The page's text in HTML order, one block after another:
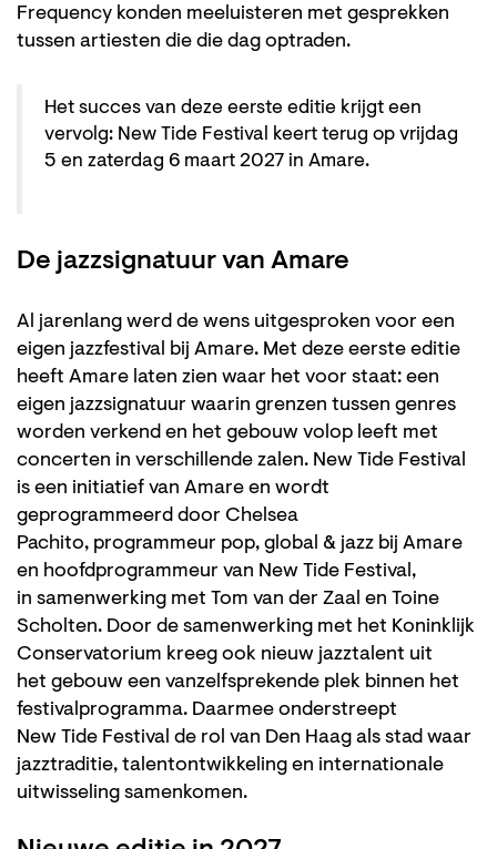
Frequency konden meeluisteren met gesprekken
tussen artiesten die die dag optraden.
Het succes van deze eerste editie krijgt een
vervolg: New Tide Festival keert terug op vrijdag
5 en zaterdag 6 maart 2027 in Amare.
De jazzsignatuur van Amare
Al jarenlang werd de wens uitgesproken voor een
eigen jazzfestival bij Amare. Met deze eerste editie
heeft Amare laten zien waar het voor staat: een
eigen jazzsignatuur waarin grenzen tussen genres
worden verkend en het gebouw volop leeft met
concerten in verschillende zalen. New Tide Festival
is een initiatief van Amare en wordt
geprogrammeerd door Chelsea
Pachito, programmeur pop, global & jazz bij Amare
en hoofdprogrammeur van New Tide Festival,
in samenwerking met Tom van der Zaal en Toine
Scholten. Door de samenwerking met het Koninklijk
Conservatorium kreeg ook nieuw jazztalent uit
het gebouw een vanzelfsprekende plek binnen het
festivalprogramma. Daarmee onderstreept
New Tide Festival de rol van Den Haag als stad waar
jazztraditie, talentontwikkeling en internationale
uitwisseling samenkomen.